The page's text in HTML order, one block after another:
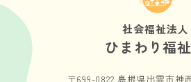
社会福祉法人
ひまわり福
〒699-0822 島根県出雲市神